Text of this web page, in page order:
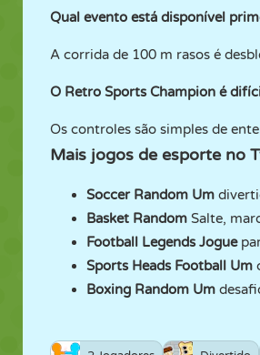
Qual evento está disponível
A corrida de 100 m rasos é
O Retro Sports Champion é
Os controles são simples de
Mais jogos de esporteno
Soccer Random Um
Basket Random Salte,
Football LegendsJogue
Sports Heads Football Um
Boxing Random Um